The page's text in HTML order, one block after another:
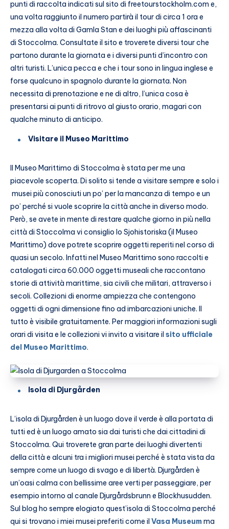
punti di raccolta indicati sul sito di freetourstockholm.com e,
una volta raggiunto il numero partirà il tour di circa 1 ora e
mezza alla volta di Gamla Stan e dei luoghi più affascinanti
di Stoccolma. Consultate il sito e troverete diversi tour che
partono durante la giornata e i diversi punti d’incontro con
altri turisti. L’unica pecca e che i tour sono in lingua inglese e
forse qualcuno in spagnolo durante la giornata. Non
necessita di prenotazione e ne di altro, l’unica cosa è
presentarsi ai punti di ritrovo al giusto orario, magari con
qualche minuto di anticipo.
Visitare il Museo Marittimo
Il Museo Marittimo di Stoccolma è stata per me una
piacevole scoperta. Di solito si tende a visitare sempre e solo i
musei più conosciuti un po’ per la mancanza di tempo e un
po’ perché si vuole scoprire la città anche in diverso modo.
Però, se avete in mente di restare qualche giorno in più nella
città di Stoccolma vi consiglio lo Sjohistoriska (il Museo
Marittimo) dove potrete scoprire oggetti reperiti nel corso di
quasi un secolo. Infatti nel Museo Marittimo sono raccolti e
catalogati circa 60.000 oggetti museali che raccontano
storie di attività marittime, sia civili che militari, attraverso i
secoli. Collezioni di enorme ampiezza che contengono
oggetti di ogni dimensione fino ad imbarcazioni uniche. Il
tutto è visibile gratuitamente. Per maggiori informazioni sugli
orari di visita e le collezioni vi invito a visitare ilsito ufficiale
del Museo Marittimo.
Isola di Djurgården
L’isola di Djurgården è un luogo dove il verde è alla portata di
tutti ed è un luogo amato sia dai turisti che dai cittadini di
Stoccolma. Qui troverete gran parte dei luoghi divertenti
della città e alcuni tra i migliori musei perché è stata vista da
sempre come un luogo di svago e di libertà. Djurgården è
un’oasi calma con bellissime aree verti per passeggiare, per
esempio intorno al canale Djurgårdsbrunn e Blockhusudden.
Sul blog ho sempre elogiato quest’isola di Stoccolma perché
qui si trovano i miei musei preferiti come il Vasa Museumma